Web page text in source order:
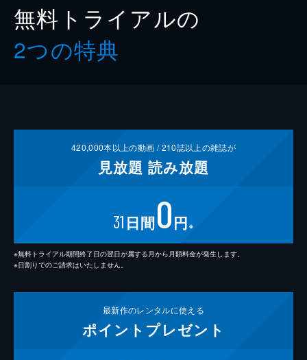
無料トライアルの
2つの特典
420,000本以上の動画 /210誌以上の雑誌が
見放題 読み放題
31 日間0円 ※
※無料トライアル期間終了日の翌日が属する月から月額料金が発生します。
※日割りでのご請求はいたしません。
最新作のレンタルに使える
ポイント プレゼント